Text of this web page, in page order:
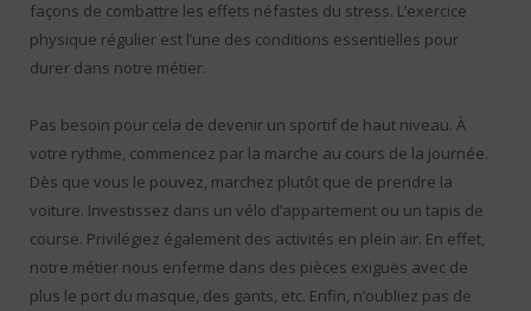
façons de combattre les effets néfastes du stress. L’exercice
physique régulier est l’une des conditions essentielles pour
durer dans notre métier.
Pas besoin pour cela de devenir un sportif de haut niveau. À
votre rythme, commencez par la marche au cours de la journée.
Dès que vous le pouvez, marchez plutôt que de prendre la
voiture. Investissez dans un vélo d’appartement ou un tapis de
course. Privilégiez également des activités en plein air. En effet,
notre métier nous enferme dans des pièces exiguës avec de
plus le port du masque, des gants, etc. Enfin, n’oubliez pas de